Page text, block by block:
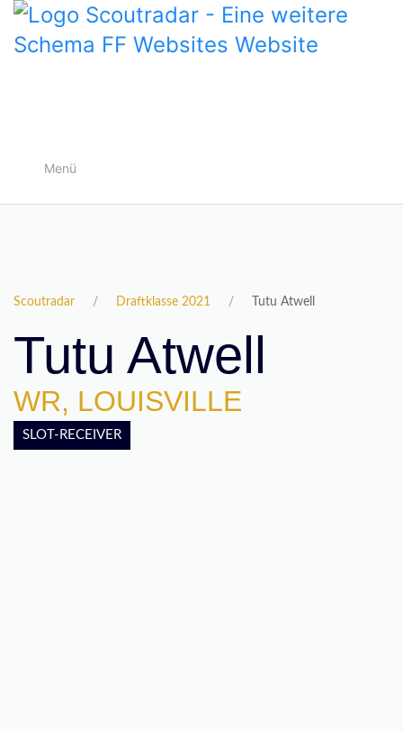
Menü
Scoutradar Draftklasse 2021 Tutu Atwell
Tutu Atwell
WR, LOUISVILLE
SLOT-RECEIVER